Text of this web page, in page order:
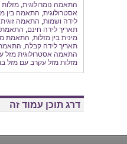
התאמה נומרולוגית, מזלות
אסטרולוגית, התאמה בין
לידה ושמות, התאמה זוגית
תאריך לידה חינם, התאמת
מינית בין מזלות, התאמת
תאריך לידה קבלה, התאמת
התאמה אסטרולוגית מזל
מזלות מזל עקרב עם מזל
דרג תוכן עמוד זה